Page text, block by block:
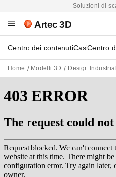
Soluzioni di
Artec 3D
Centro dei contenutiCasiCentro
Home Modelli 3D Design